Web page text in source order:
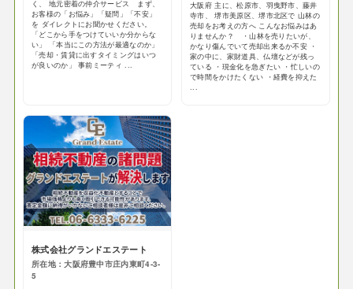
く、 地元密着の仲介サービス まず、
お客様の「お悩み」「疑問」「不安」
を ダイレクトにお聞かせください。
「どこから手をつけていいか分からな
い」 「本当にこの方法が最適なのか」
「売却・賃貸に出すタイミングはいつ
が良いのか」 事前ミーティ ...
大阪府 主に、松原市、羽曳野市、藤井
寺市、 堺市美原区、堺市北区で 山林の
売却をお考えの方へ こんなお悩みはあ
りませんか？ ・山林を売りたいが、
かなり傷んでいて売却出来るか不安 ・
家の中に、家財道具、仏壇などが残っ
ている ・現金化を急ぎたい ・忙しいの
で時間をかけたくない ・経費を抑えた
...
株式会社グランドエステート
所在地：大阪府豊中市庄内東町4-3-
5